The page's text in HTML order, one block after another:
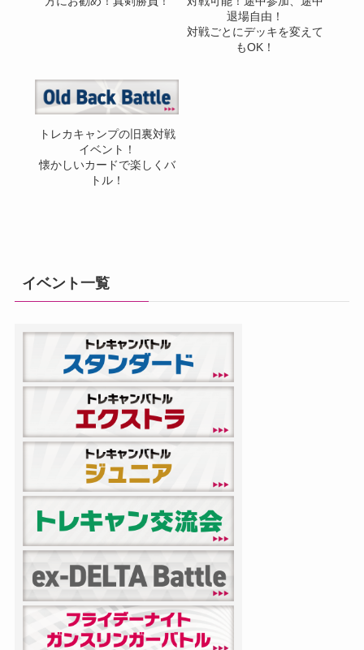
退場自由！
対戦ごとにデッキを変えて
もOK！
トレカキャンプの旧裏対戦
イベント！
懐かしいカードで楽しくバ
トル！
イベント一覧